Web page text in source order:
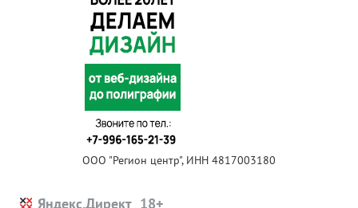
ООО "Регион центр", ИНН 4817003180
Яндекс.Директ